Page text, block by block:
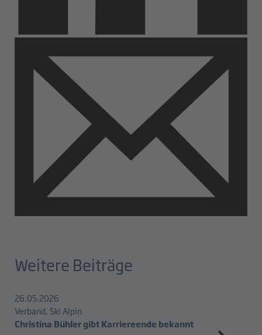
Weitere Beiträge
26.05.2026
Verband, Ski Alpin
Christina Bühler gibt Karriereende bekannt